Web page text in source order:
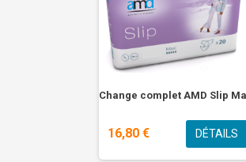
Change complet AMD Slip
16,80 € DÉTAILS